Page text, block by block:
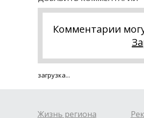
Комментарии
загрузка...
Жизнь региона